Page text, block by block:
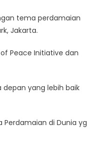
tema perdamaian
Jakarta.
Peace Initiative dan
depan yang lebih baik
Perdamaian di Dunia yg